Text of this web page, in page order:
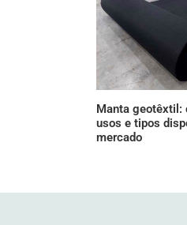
Manta geotêxtil:
usos e tipos
mercado